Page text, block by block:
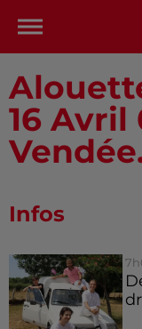
16 Avril
Infos